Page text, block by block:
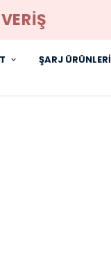
ŞARJ ÜRÜNLERİ